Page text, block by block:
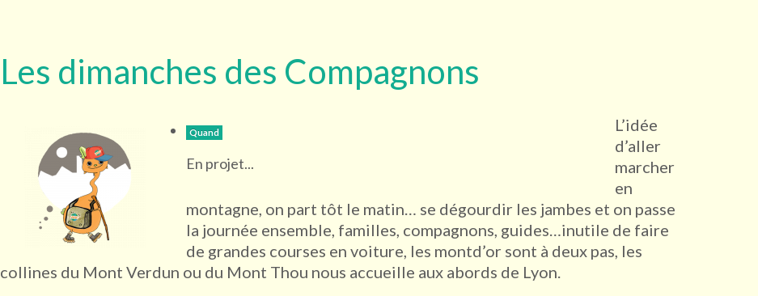
Les dimanches des Compagnons
Quand
En projet...
L’idée
d’aller
marcher
en
montagne, on part tôt le matin… se dégourdir les jambes et on passe
la journée ensemble, familles, compagnons, guides…inutile de faire
de grandes courses en voiture, les montd’or sont à deux pas, les
collines du Mont Verdun ou du Mont Thou nous accueille aux abords de Lyon.